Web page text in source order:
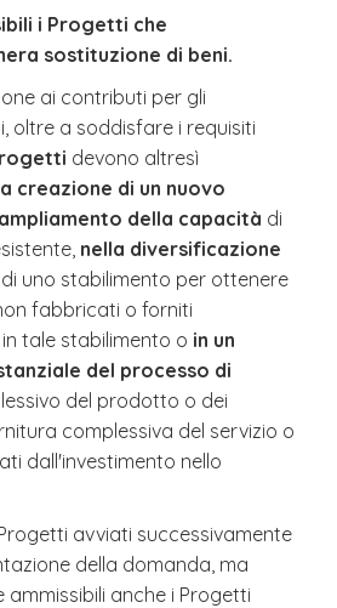
i Progetti che
sostituzione di beni.
ai contributi per gli
oltre a soddisfare i requisiti
devono altresì
creazione di un nuovo
ampliamento della capacità di
nella diversificazione
di uno stabilimento per ottenere
fabbricati o forniti
tale stabilimento o in un
del processo di
del prodotto o dei
complessiva del servizio o
dall'investimento nello
avviati successivamente
della domanda, ma
anche i Progetti